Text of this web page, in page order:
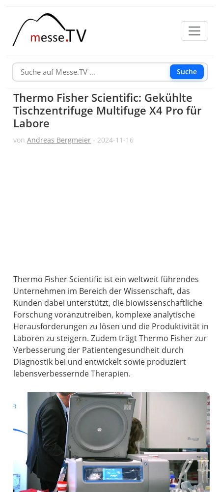
Suche
Thermo Fisher Scientific: Gekühlte
Tischzentrifuge Multifuge X4 Pro für
Labore
vonAndreas Bergmeier - 2024-11-16
Thermo Fisher Scientific ist ein weltweit führendes
Unternehmen im Bereich der Wissenschaft, das
Kunden dabei unterstützt, die biowissenschaftliche
Forschung voranzutreiben, komplexe analytische
Herausforderungen zu lösen und die Produktivität in
Laboren zu steigern. Zudem trägt Thermo Fisher zur
Verbesserung der Patientengesundheit durch
Diagnostik bei und entwickelt sowie produziert
lebensverbessernde Therapien.